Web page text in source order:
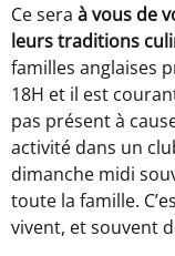
Ce sera à vous de
leurs traditions
familles anglaises
18H et il est
pas présent à
activité dans un
dimanche midi
toute la famille.
vivent, et souvent